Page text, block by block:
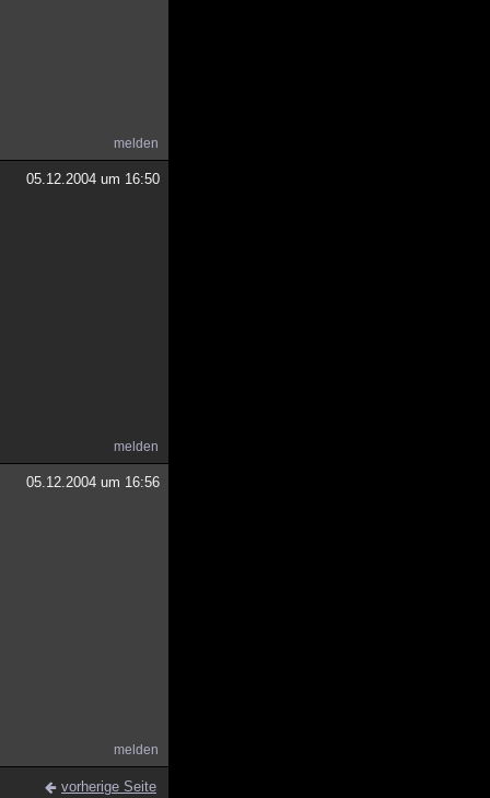
melden
05.12.2004 um 16:50
melden
05.12.2004 um 16:56
melden
vorherige Seite